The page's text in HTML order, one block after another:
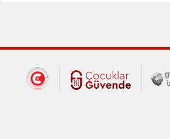
Dış Bağlantılar
Cumhurbaşkanlığı